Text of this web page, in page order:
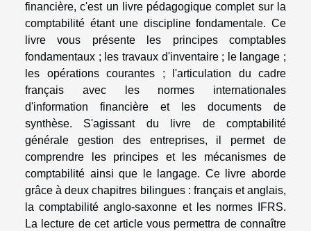
financière, c'est un livre pédagogique complet sur la
comptabilité étant une discipline fondamentale. Ce
livre vous présente les principes comptables
fondamentaux ; les travaux d'inventaire ; le langage ;
les opérations courantes ; l'articulation du cadre
français avec les normes internationales
d'information financière et les documents de
synthèse. S'agissant du livre de comptabilité
générale gestion des entreprises, il permet de
comprendre les principes et les mécanismes de
comptabilité ainsi que le langage. Ce livre aborde
grâce à deux chapitres bilingues : français et anglais,
la comptabilité anglo-saxonne et les normes IFRS.
La lecture de cet article vous permettra de connaître